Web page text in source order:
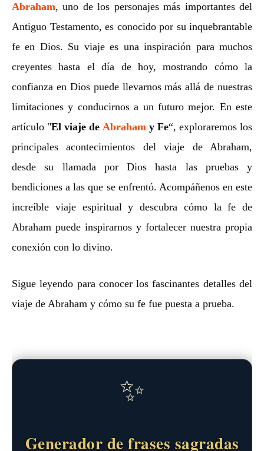
Abraham, uno de los personajes más importantes del
Antiguo Testamento, es conocido por su inquebrantable
fe en Dios. Su viaje es una inspiración para muchos
creyentes hasta el día de hoy, mostrando cómo la
confianza en Dios puede llevarnos más allá de nuestras
limitaciones y conducirnos a un futuro mejor. En este
artículo "El viaje de Abrahamy Fe“, exploraremos los
principales acontecimientos del viaje de Abraham,
desde su llamada por Dios hasta las pruebas y
bendiciones a las que se enfrentó. Acompáñenos en este
increíble viaje espiritual y descubra cómo la fe de
Abraham puede inspirarnos y fortalecer nuestra propia
conexión con lo divino.
Sigue leyendo para conocer los fascinantes detalles del
viaje de Abraham y cómo su fe fue puesta a prueba.
✨
Generador de frases sagradas